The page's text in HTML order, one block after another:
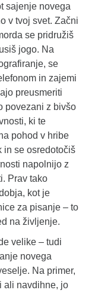
sajenje novega
v tvoj svet. Začni
se pridružiš
jogo. Na
se
in zajemi
preusmeriti
povezani z bivšo
ki te
pohod v hribe
in se osredotočiš
napolnijo z
Prav tako
kot je
za pisanje – to
na življenje.
velike – tudi
novega
Na primer,
ali navdihne, jo